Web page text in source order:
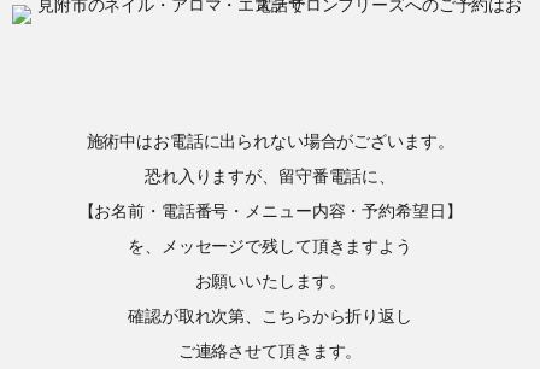
施術中はお電話に出られない場合がございます。
恐れ入りますが、留守番電話に、
【お名前・電話番号・メニュー内容・予約希望日】
を、メッセージで残して頂きますよう
お願いいたします。
確認が取れ次第、こちらから折り返し
ご連絡させて頂きます。